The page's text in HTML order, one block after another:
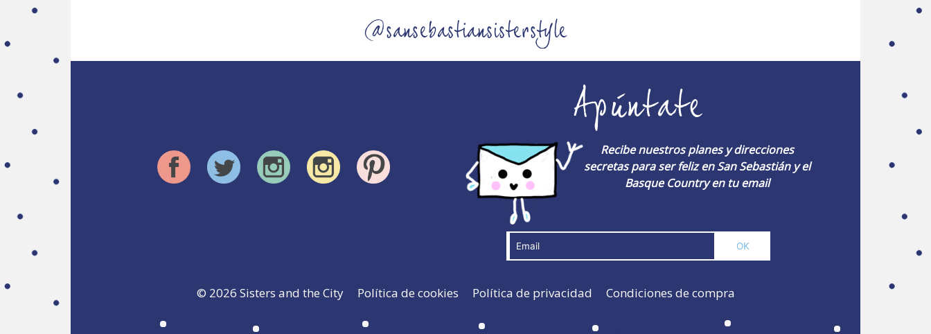
@sansebastiansisterstyle
Apúntate
Recibe nuestros planes y direcciones
secretas para ser feliz en San Sebastián y el
Basque Country en tu email
© 2026 Sisters and the City Política de cookies Política de privacidad Condiciones de compra